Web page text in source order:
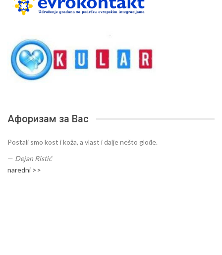
Афоризам за Вас
Postali smo kost i koža, a vlast i dalje nešto glođe.
— Dejan Ristić
naredni >>